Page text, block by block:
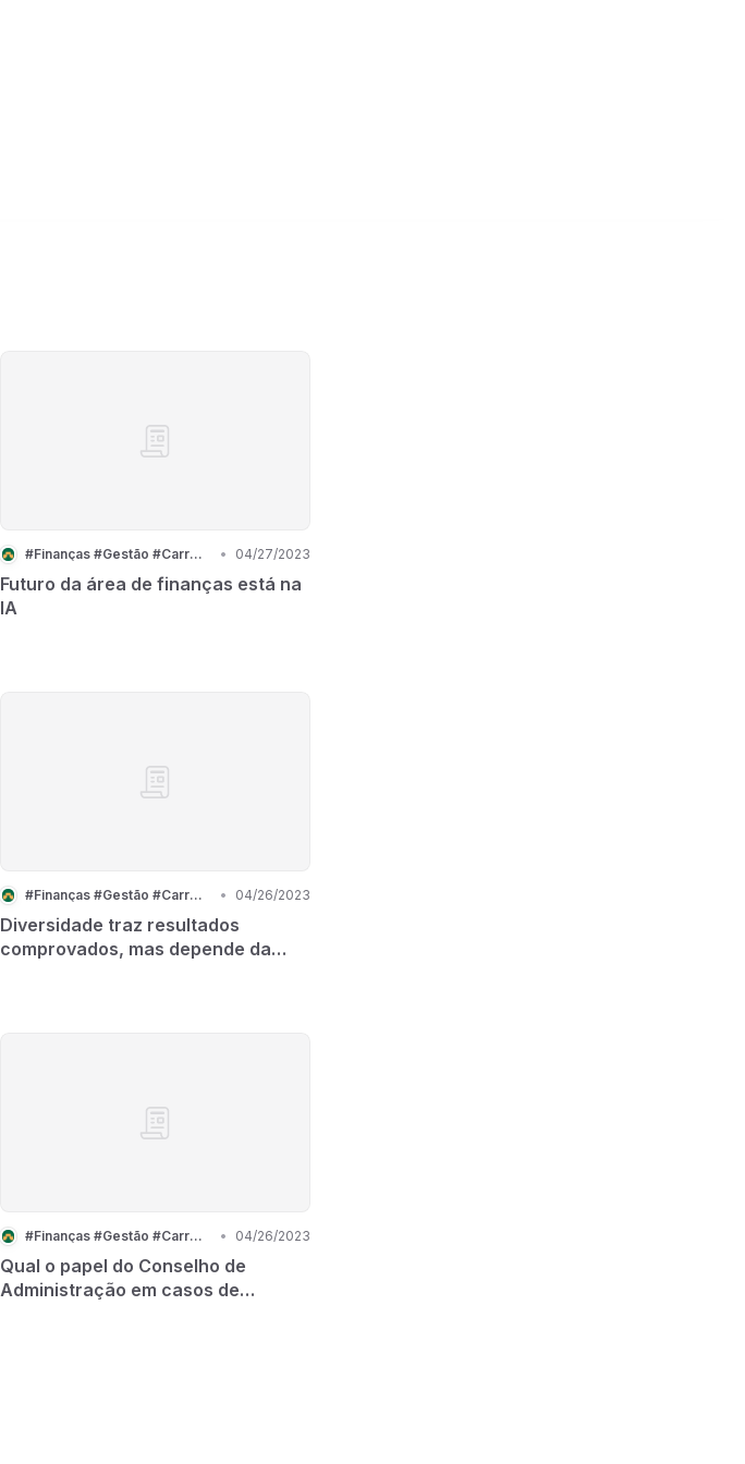
#Finanças #Gestão #Carreira • 04/27/2023
Futuro da área de finanças está na
IA
#Finanças #Gestão #Carreira • 04/26/2023
Diversidade traz resultados
comprovados, mas depende da
#Finanças #Gestão #Carreira • 04/26/2023
Qual o papel do Conselho de
Administração em casos de